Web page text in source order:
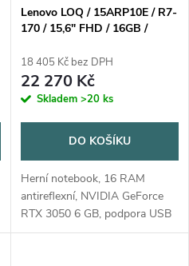
Lenovo LOQ / 15ARP10E / R7-
170 / 15,6" FHD / 16GB /
Gray / 2R
18 405 Kč bez DPH
22 270 Kč
Skladem >20 ks
DO KOŠÍKU
Herní notebook, 16 RAM
antireflexní, NVIDIA GeForce
RTX 3050 6 GB, podpora USB
3.x, bluetooth, čtečka karet,